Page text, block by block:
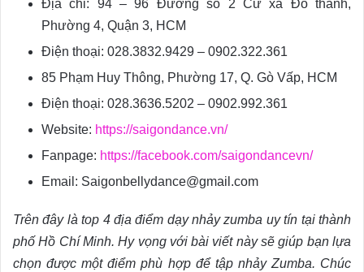
Địa chỉ: 94 – 96 Đường số 2 Cư xá Đô thành,
Phường 4, Quận 3, HCM
Điện thoại: 028.3832.9429 – 0902.322.361
85 Phạm Huy Thông, Phường 17, Q. Gò Vấp, HCM
Điện thoại: 028.3636.5202 – 0902.992.361
Website: https://saigondance.vn/
Fanpage: https://facebook.com/saigondancevn/
Email: Saigonbellydance@gmail.com
Trên đây là top 4 địa điểm dạy nhảy zumba uy tín tại thành
phố Hồ Chí Minh. Hy vọng với bài viết này sẽ giúp bạn lựa
chọn được một điểm phù hợp để tập nhảy Zumba. Chúc